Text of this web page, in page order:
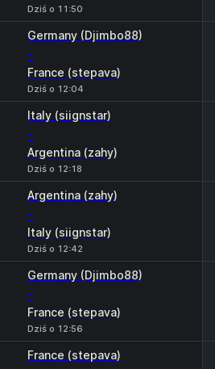
Dziś o 11:50
Germany (Djimbo88)
-
France (stepava)
Dziś o 12:04
Italy (siignstar)
-
Argentina (zahy)
Dziś o 12:18
Argentina (zahy)
-
Italy (siignstar)
Dziś o 12:42
Germany (Djimbo88)
-
France (stepava)
Dziś o 12:56
France (stepava)